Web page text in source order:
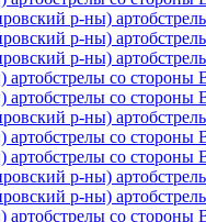
р-ны)
р-ны)
р-ны)
артобстрелы со
артобстрелы со
р-ны)
артобстрелы со
артобстрелы со
р-ны)
р-ны)
артобстрелы со